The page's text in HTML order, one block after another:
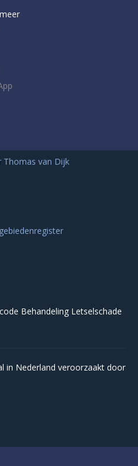
Thomas van Dijk
Behandeling Letselschade
in Nederland veroorzaakt door